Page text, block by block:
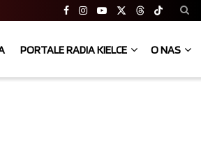
PORTALE RADIA KIELCE O NAS